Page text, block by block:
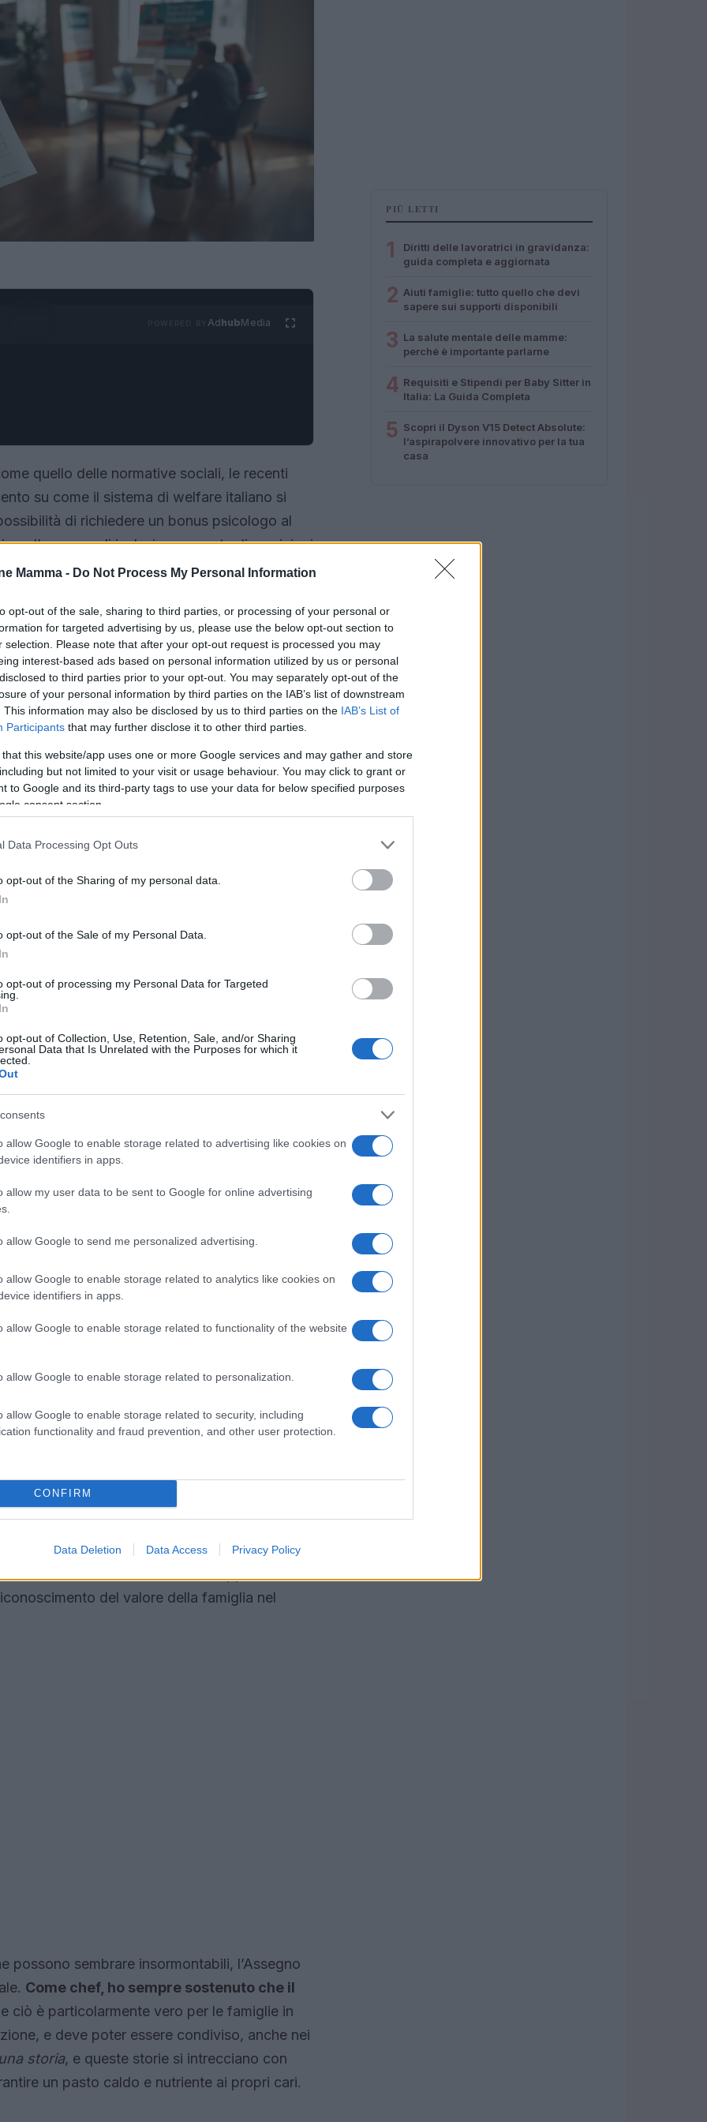
Mamma - Do Not Process My Personal Information
opt-out of the sale, sharing to third parties, or processing of your personal or
for targeted advertising by us, please use the below opt-out section to
selection. Please note that after your opt-out request is processed you may
interest-based ads based on personal information utilized by us or personal
to third parties prior to your opt-out. You may separately opt-out of the
of your personal information by third parties on the IAB’s list of downstream
This information may also be disclosed by us to third parties on the IAB’s List of
Participants that may further disclose it to other third parties.
that this website/app uses one or more Google services and may gather and store
but not limited to your visit or usage behaviour. You may click to grant or
to Google and its third-party tags to use your data for below specified purposes
consent section.
Data Processing Opt Outs
opt-out of the Sharing of my personal data.
opt-out of the Sale of my Personal Data.
opt-out of processing my Personal Data for Targeted
opt-out of Collection, Use, Retention, Sale, and/or Sharing
Data that Is Unrelated with the Purposes for which it
allow Google to enable storage related to advertising like cookies on
identifiers in apps.
allow my user data to be sent to Google for online advertising
allow Google to send me personalized advertising.
allow Google to enable storage related to analytics like cookies on
identifiers in apps.
allow Google to enable storage related to functionality of the website
allow Google to enable storage related to personalization.
allow Google to enable storage related to security, including
functionality and fraud prevention, and other user protection.
CONFIRM
Data Deletion Data Access Privacy Policy
AdhubMedia
quello delle normative sociali, le recenti
su come il sistema di welfare italiano si
di richiedere un bonus psicologo al
l’assegno di inclusione, queste disposizioni
raccontano anche una storia di attenzione e
alla salute mentale
comunicato l’apertura per la presentazione
destinato a sostenere le spese di
. Questo servizio sarà accessibile
il portale dell’Istituto. La decisione di
riconoscimento dell’importanza della
Non è solo un aiuto economico, ma un
psicologico sia fondamentale per la qualità
stato d’animo si riflette nel modo in cui
tra alimentazione e salute mentale è ben
freschi e di qualità possono
l’anima. La filiera corta, che garantisce
alleato prezioso non solo per il corpo, ma
che
il cibo può nutrire non solo il corpo,
profondo tra ciò che mangiamo e come
per le famiglie
nuove indicazioni sul contributo
Inclusione, erogato in via eccezionale per il
nuclei familiari che hanno subito una
dopo un periodo di fruizione limitato
un welfare più inclusivo, che si adatta
La misura non solo offre un supporto
del valore della famiglia nel
possono sembrare insormontabili, l’Assegno
Come chef, ho sempre sostenuto che il
ciò è particolarmente vero per le famiglie in
e deve poter essere condiviso, anche nei
storia, e queste storie si intrecciano con
un pasto caldo e nutriente ai propri cari.
PIÙ LETTI
1
Diritti delle lavoratrici in gravidanza:
guida completa e aggiornata
2 Aiuti famiglie: tutto quello che devi
sapere sui supporti disponibili
3 La salute mentale delle mamme:
perché è importante parlarne
4 Requisiti e Stipendi per Baby Sitter in
Italia: La Guida Completa
5 Scopri il Dyson V15 Detect Absolute:
l’aspirapolvere innovativo per la tua
casa